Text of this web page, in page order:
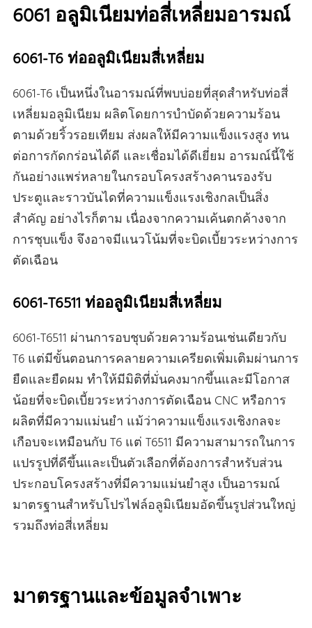
6061 อลูมิเนียมท่อสี่เหลี่ยมอารมณ์
6061-T6 ท่ออลูมิเนียมสี่เหลี่ยม
6061-T6 เป็นหนึ่งในอารมณ์ที่พบบ่อยที่สุดสําหรับท่อสี่
เหลี่ยมอลูมิเนียม ผลิตโดยการบําบัดด้วยความร้อน
ตามด้วยริ้วรอยเทียม ส่งผลให้มีความแข็งแรงสูง ทน
ต่อการกัดกร่อนได้ดี และเชื่อมได้ดีเยี่ยม อารมณ์นี้ใช้
กันอย่างแพร่หลายในกรอบโครงสร้างคานรองรับ
ประตูและราวบันไดที่ความแข็งแรงเชิงกลเป็นสิ่ง
สําคัญ อย่างไรก็ตาม เนื่องจากความเค้นตกค้างจาก
การชุบแข็ง จึงอาจมีแนวโน้มที่จะบิดเบี้ยวระหว่างการ
ตัดเฉือน
6061-T6511 ท่ออลูมิเนียมสี่เหลี่ยม
6061-T6511 ผ่านการอบชุบด้วยความร้อนเช่นเดียวกับ
T6 แต่มีขั้นตอนการคลายความเครียดเพิ่มเติมผ่านการ
ยืดและยืดผม ทําให้มีมิติที่มั่นคงมากขึ้นและมีโอกาส
น้อยที่จะบิดเบี้ยวระหว่างการตัดเฉือน CNC หรือการ
ผลิตที่มีความแม่นยํา แม้ว่าความแข็งแรงเชิงกลจะ
เกือบจะเหมือนกับ T6 แต่ T6511 มีความสามารถในการ
แปรรูปที่ดีขึ้นและเป็นตัวเลือกที่ต้องการสําหรับส่วน
ประกอบโครงสร้างที่มีความแม่นยําสูง เป็นอารมณ์
มาตรฐานสําหรับโปรไฟล์อลูมิเนียมอัดขึ้นรูปส่วนใหญ่
รวมถึงท่อสี่เหลี่ยม
มาตรฐานและข้อมูลจําเพาะ